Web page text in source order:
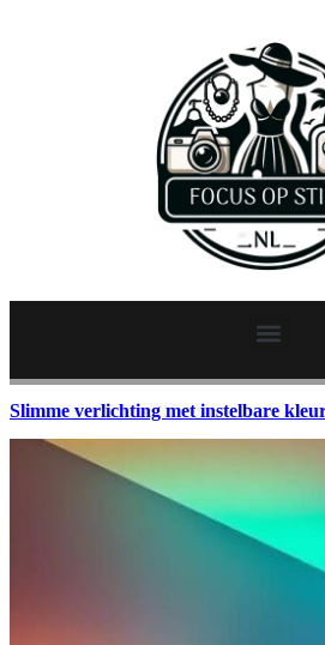
Slimme verlichting met instelbare